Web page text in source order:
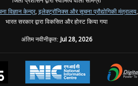
विज्ञान केन्द्र, इलेक्ट्रॉनिक्स और सूचना प्रौद्योगिकी मंत्रालय,
भारत सरकार द्वारा विकसित और होस्ट किया गया
अंतिम नवीनीकृत:Jul 28, 2026